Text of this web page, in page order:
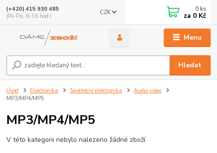
Menu
CZK
Hledat
(+420) 415 930 485
(Po-Pá, 8-16 hod.)
0 ks
za 0 Kč
Úvod Elektronika Spotřební elektronika
Audio video
MP3/MP4/MP5
MP3/MP4/MP5
V této kategorii nebylo nalezeno žádné zboží.